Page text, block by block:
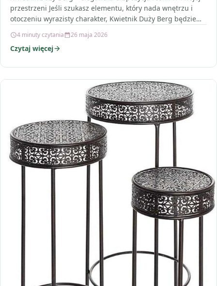
przestrzeni Jeśli szukasz elementu, który nada wnętrzu i
otoczeniu wyrazisty charakter, Kwietnik Duży Berg będzie…
4 minuty czytania 26 maja 2026
Czytaj więcej